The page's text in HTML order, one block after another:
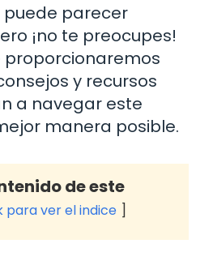
parecer
¡no te preocupes!
proporcionaremos
y recursos
a navegar este
manera posible.
de este
para ver el indice